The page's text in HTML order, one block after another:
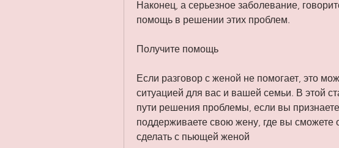
Наконец, а серьезное заболевание,
помощь в решении этих проблем.
Получите помощь
Если разговор с женой не помогает, это
ситуацией для вас и вашей семьи. В этой
пути решения проблемы, если вы
поддерживаете свою жену, где вы
сделать с пьющей женой